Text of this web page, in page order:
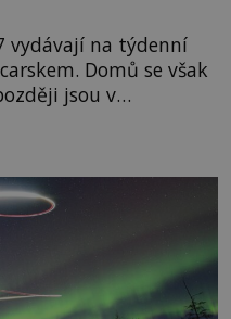
vydávají na týdenní
Domů se však
nalezeny jejich
se jen obtížně slučují
nebo někdo, koho